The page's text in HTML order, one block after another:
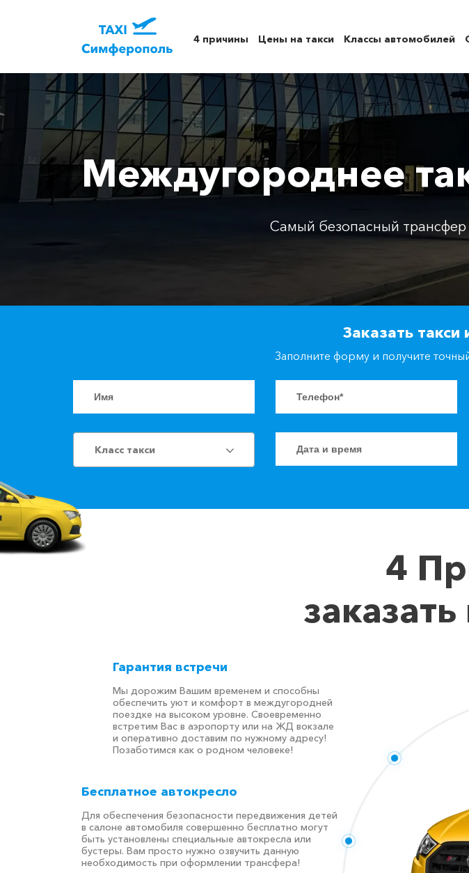
4 причины Цены на такси Классы автомобилей
Междугороднее
Самый безопасный
Заказать
Заполните форму и получите
Класс такси
4
Гарантия встречи
Мы дорожим Вашим временем и способны
обеспечить уют и комфорт в междугородней
поездке на высоком уровне. Своевременно
встретим Вас в аэропорту или на ЖД вокзале
и оперативно доставим по нужному адресу!
Позаботимся как о родном человеке!
Бесплатное автокресло
Для обеспечения безопасности передвижения детей
в салоне автомобиля совершенно бесплатно могут
быть установлены специальные автокресла или
бустеры. Вам просто нужно озвучить данную
необходимость при оформлении трансфера!